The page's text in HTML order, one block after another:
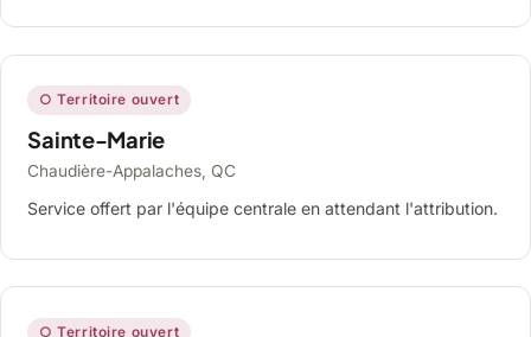
○ Territoire ouvert
Sainte-Marie
Chaudière-Appalaches, QC
Service offert par l'équipe centrale en attendant l'attribution.
○ Territoire ouvert